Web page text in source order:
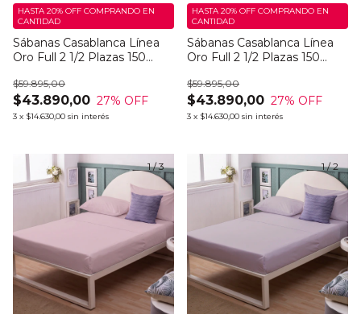
Sábanas Casablanca Línea
Oro Full 2 1/2 Plazas 150
$43.890,00
$59.895,00
27% OFF
3 x $14.630,00 sin interés
HASTA 20% OFF COMPRANDO EN
CANTIDAD
Sábanas Casablanca Línea
Oro Full 2 1/2 Plazas 150
$43.890,00
$59.895,00
27% OFF
3 x $14.630,00 sin interés
HASTA 20% OFF COMPRANDO EN
CANTIDAD
1/3 1/2